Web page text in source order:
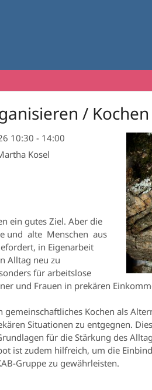
/ Kochen
10:30 - 14:00
Kosel
ein gutes Ziel. Aber die
und alte Menschen aus
in Eigenarbeit
Alltag neu zu
für arbeitslose
und Frauen in prekären
gemeinschaftliches Kochen als
Situationen zu entgegnen.
für die Stärkung des
ist zudem hilfreich, um die
Gruppe zu gewährleisten.